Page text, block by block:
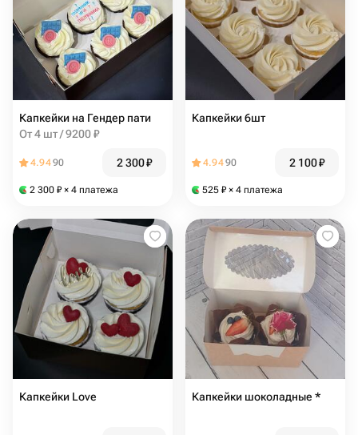
Капкейки на Гендер пати
От 4 шт / 9200 ₽
4.9490 2 300₽
2 300 ₽ × 4 платежа
Капкейки 6шт
4.9490 2 100₽
525 ₽ × 4 платежа
Капкейки Love Капкейки шоколадные *